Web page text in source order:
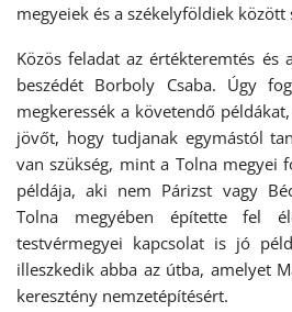
megyeiek és a székelyföldiek között
Közös feladat az értékteremtés és
beszédét Borboly Csaba. Úgy
megkeressék a követendő
jövőt, hogy tudjanak egymástól
van szükség, mint a Tolna megyei
példája, aki nem Párizst vagy
Tolna megyében építette fel
testvérmegyei kapcsolat is jó
illeszkedik abba az útba, amelyet
keresztény nemzetépítésért.